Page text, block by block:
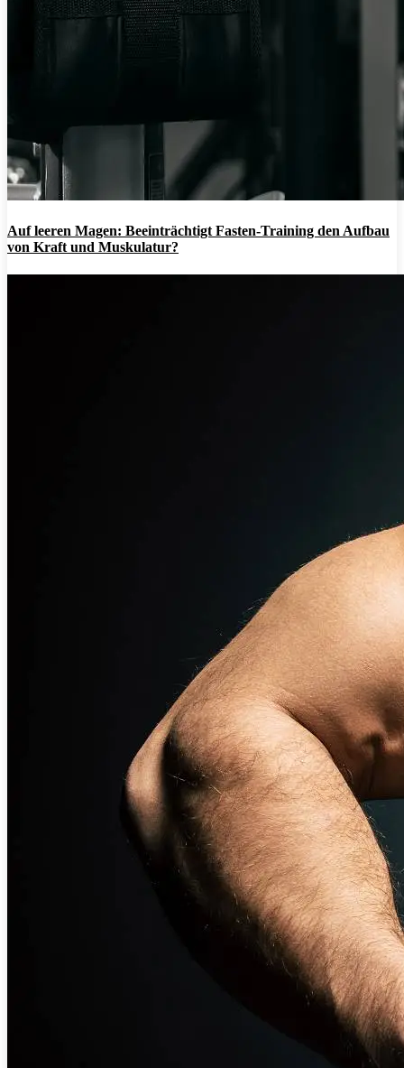
Auf leeren Magen: Beeinträchtigt Fasten-Training den Aufbau
von Kraft und Muskulatur?